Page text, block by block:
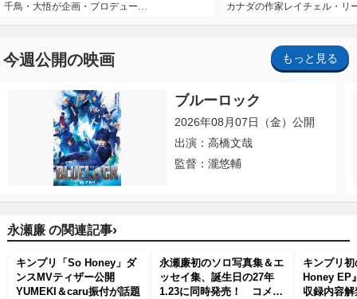
千鳥・大悟が企画・プロデュー…
カナダの作家レイチェル・リ
今週公開の映画 もっと見る
ブルーロック
2026年08月07日（金）公開
出演：高橋文哉
監督：瀧悠輔
永瀬廉 の関連記事›
キンプリ「So Honey」ダ
ンスMVティザー公開
YUMEKI＆caru振付が話題
永瀬廉初のソロ写真集＆エ
ッセイ集、誕生日の27年
1.23に同時発売！ コメン
キンプリ
Honey EP
収録内容